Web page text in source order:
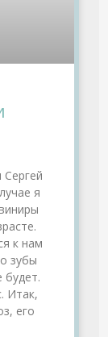
я
к нам
зубы
Итак,
его